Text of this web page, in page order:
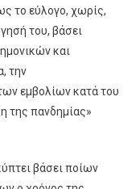
το εύλογο, χωρίς,
του, βάσει
και
την
εμβολίων κατά του
της πανδημίας»
βάσει ποίων